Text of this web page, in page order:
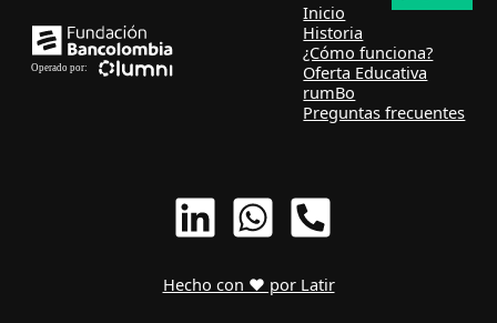
Inicio
Historia
¿Cómo funciona?
Oferta Educativa
rumBo
Preguntas frecuentes
Hecho con ❤ por Latir